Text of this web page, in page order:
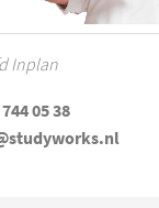
Inplan
05 38